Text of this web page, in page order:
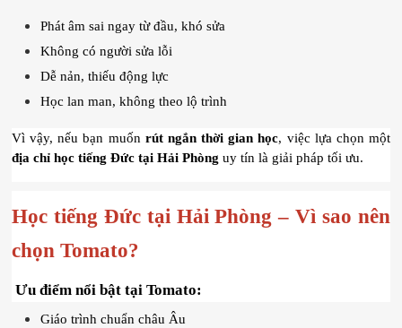
Phát âm sai ngay từ đầu, khó sửa
Không có người sửa lỗi
Dễ nản, thiếu động lực
Học lan man, không theo lộ trình
Vì vậy, nếu bạn muốn rút ngắn thời gian học
địa chỉ học tiếng Đức tại Hải Phòng uy tín là giải pháp tối ưu.
Học tiếng Đức tại Hải Phòng – Vì sao nên
chọn Tomato?
Ưu điểm nổi bật tại Tomato:
Giáo trình chuẩn châu Âu